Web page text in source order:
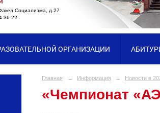
Социализма, д.27
36-22
ОРГАНИЗАЦИИ
Главная → Информация → Новости в
«Чемпионат